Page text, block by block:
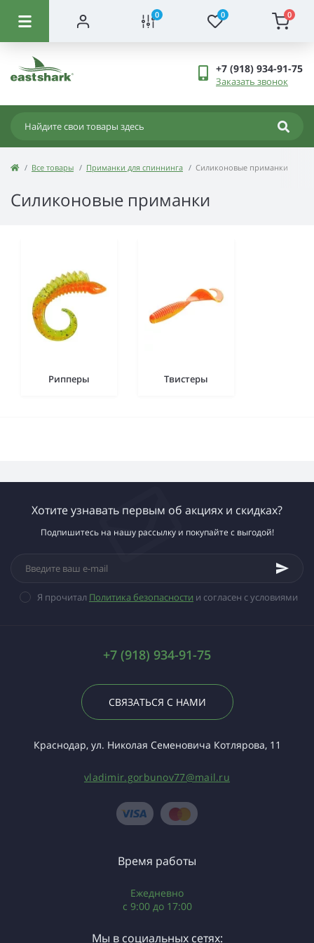
0 0 0
+7 (918) 934-91-75
Заказать звонок
Все товары Приманки для спиннинга Силиконовые приманки
Силиконовые приманки
Рипперы Твистеры
Хотите узнавать первым об акциях и скидках?
Подпишитесь на нашу рассылку и покупайте с выгодой!
Я прочитал Политика безопасности и согласен с условиями
+7 (918) 934-91-75
СВЯЗАТЬСЯ С НАМИ
Краснодар, ул. Николая Семеновича Котлярова, 11
vladimir.gorbunov77@mail.ru
Время работы
Ежедневно
c 9:00 до 17:00
Мы в социальных сетях: